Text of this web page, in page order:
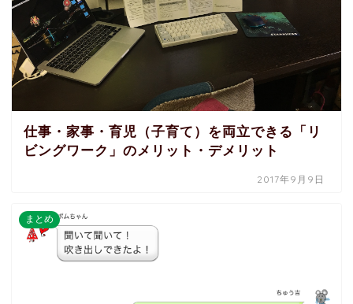
仕事・家事・育児（子育て）を両立できる「リ
ビングワーク」のメリット・デメリット
2017年9月9日
まとめ